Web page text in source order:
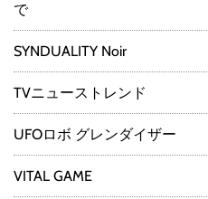
で
SYNDUALITY Noir
TVニューストレンド
UFOロボ グレンダイザー
VITAL GAME